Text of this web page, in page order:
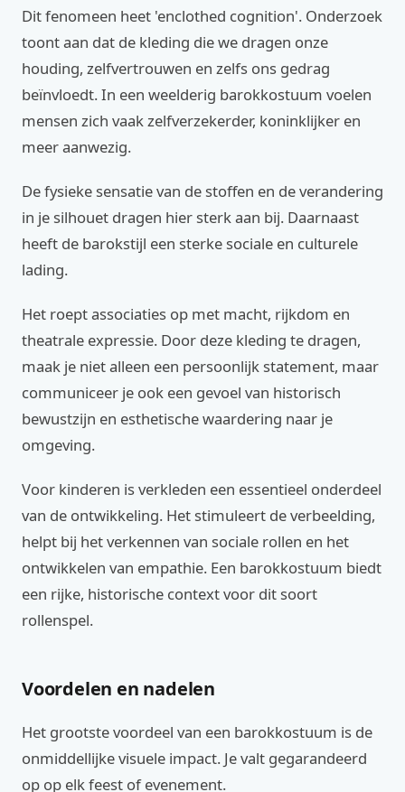
Dit fenomeen heet 'enclothed cognition'. Onderzoek
toont aan dat de kleding die we dragen onze
houding, zelfvertrouwen en zelfs ons gedrag
beïnvloedt. In een weelderig barokkostuum voelen
mensen zich vaak zelfverzekerder, koninklijker en
meer aanwezig.
De fysieke sensatie van de stoffen en de verandering
in je silhouet dragen hier sterk aan bij. Daarnaast
heeft de barokstijl een sterke sociale en culturele
lading.
Het roept associaties op met macht, rijkdom en
theatrale expressie. Door deze kleding te dragen,
maak je niet alleen een persoonlijk statement, maar
communiceer je ook een gevoel van historisch
bewustzijn en esthetische waardering naar je
omgeving.
Voor kinderen is verkleden een essentieel onderdeel
van de ontwikkeling. Het stimuleert de verbeelding,
helpt bij het verkennen van sociale rollen en het
ontwikkelen van empathie. Een barokkostuum biedt
een rijke, historische context voor dit soort
rollenspel.
Voordelen en nadelen
Het grootste voordeel van een barokkostuum is de
onmiddellijke visuele impact. Je valt gegarandeerd
op op elk feest of evenement.